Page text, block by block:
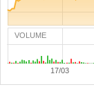
VOLUME